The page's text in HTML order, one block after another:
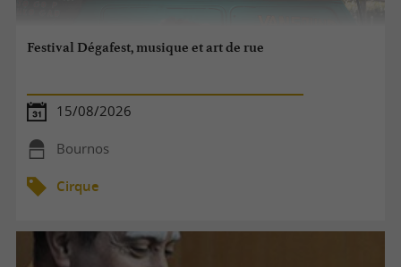
Festival Dégafest, musique et art de rue
15/08/2026
Bournos
Cirque